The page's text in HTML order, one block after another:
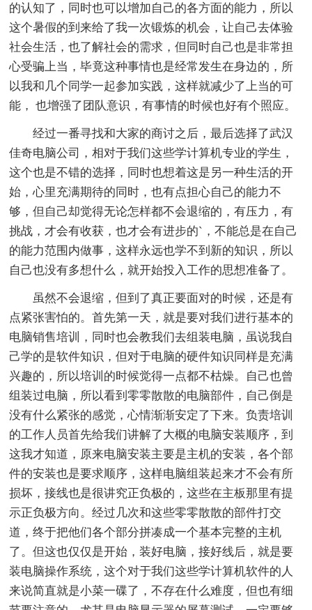
的认知了，同时也可以增加自己的各方面的能力，所以
这个暑假的到来给了我一次锻炼的机会，让自己去体验
社会生活，也了解社会的需求，但同时自己也是非常担
心受骗上当，毕竟这种事情也是经常发生在身边的，所
以我和几个同学一起参加实践，这样就减少了上当的可
能， 也增强了团队意识，有事情的时候也好有个照应。
经过一番寻找和大家的商讨之后，最后选择了武汉
佳奇电脑公司，相对于我们这些学计算机专业的学生，
这个也是不错的选择，同时也想着这是另一种生活的开
始，心里充满期待的同时，也有点担心自己的能力不
够，但自己却觉得无论怎样都不会退缩的，有压力，有
挑战，才会有收获，也才会有进步的`，不能总是在自己
的能力范围内做事，这样永远也学不到新的知识，所以
自己也没有多想什么，就开始投入工作的思想准备了。
虽然不会退缩，但到了真正要面对的时候，还是有
点紧张害怕的。首先第一天，就是要对我们进行基本的
电脑销售培训，同时也会教我们去组装电脑，虽说我自
己学的是软件知识，但对于电脑的硬件知识同样是充满
兴趣的，所以培训的时候觉得一点都不枯燥。自己也曾
组装过电脑，所以看到零零散散的电脑部件，自己倒是
没有什么紧张的感觉，心情渐渐安定了下来。负责培训
的工作人员首先给我们讲解了大概的电脑安装顺序，到
这我才知道，原来电脑安装主要是主机的安装，各个部
件的安装也是要求顺序，这样电脑组装起来才不会有所
损坏，接线也是很讲究正负极的，这些在主板那里有提
示正负极方向。经过几次和这些零零散散的部件打交
道，终于把他们各个部分拼凑成一个基本完整的主机
了。但这也仅仅是开始，装好电脑，接好线后，就是要
装电脑操作系统，这个对于我们这些学计算机软件的人
来说简直就是小菜一碟了，不存在什么难度，但也有细